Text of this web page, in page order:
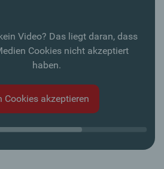
Video? Das liegt daran, dass
Cookies nicht akzeptiert
haben.
Cookies akzeptieren